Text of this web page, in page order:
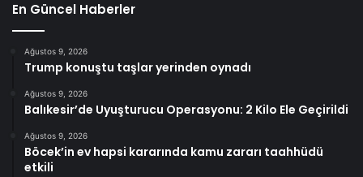
En Güncel Haberler
Ağustos 9, 2026
Trump konuştu taşlar yerinden oynadı
Ağustos 9, 2026
Balıkesir’de Uyuşturucu Operasyonu: 2 Kilo Ele Geçirildi
Ağustos 9, 2026
Böcek’in ev hapsi kararında kamu zararı taahhüdü
etkili